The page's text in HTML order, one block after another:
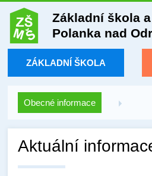
Základní škola
Polanka nad
ZÁKLADNÍ ŠKOLA
Obecné informace
Aktuální